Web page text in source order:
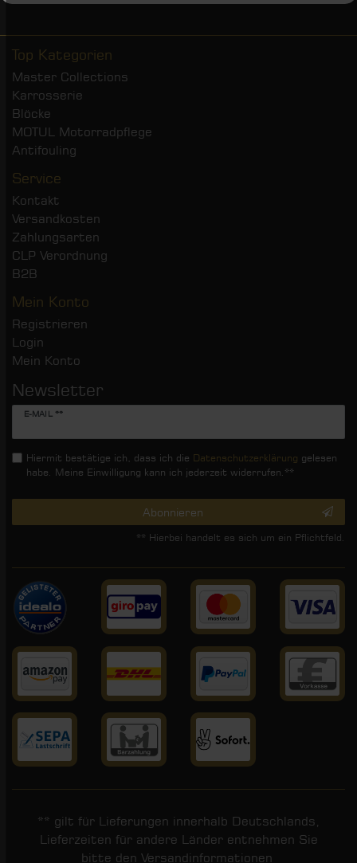
Top Kategorien
Master Collections
Karrosserie
Blöcke
MOTUL Motorradpflege
Antifouling
Service
Kontakt
Versandkosten
Zahlungsarten
CLP Verordnung
B2B
Mein Konto
Registrieren
Login
Mein Konto
Newsletter
E-MAIL **
Newsletter
Hiermit bestätige ich, dass ich die Daten­schutz­erklärung gelesen
habe. Meine Einwilligung kann ich jederzeit widerrufen.**
Abonnieren
** Hierbei handelt es sich um ein Pflichtfeld.
** gilt für Lieferungen innerhalb Deutschlands,
Lieferzeiten für andere Länder entnehmen Sie
bitte den Versandinformationen